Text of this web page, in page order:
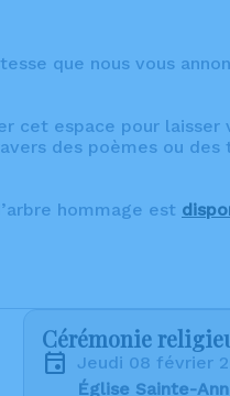
que nous vous
cet espace pour
des poèmes ou
hommage est
Cérémonie
jeudi 08 février
Église Sainte-